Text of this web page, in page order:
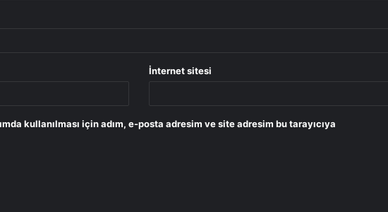
İnternet sitesi
kullanılması için adım, e-posta adresim ve site adresim bu tarayıcıya